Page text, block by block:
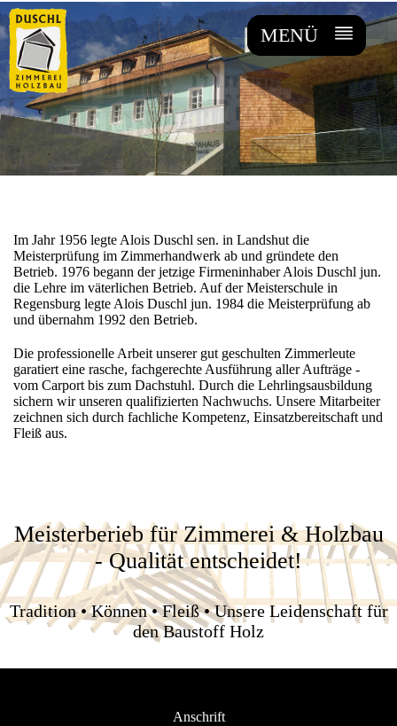
MENÜ
MENÜ
Im Jahr 1956 legte Alois Duschl sen. in Landshut die
Meisterprüfung im Zimmerhandwerk ab und gründete den
Betrieb. 1976 begann der jetzige Firmeninhaber Alois Duschl jun.
die Lehre im väterlichen Betrieb. Auf der Meisterschule in
Regensburg legte Alois Duschl jun. 1984 die Meisterprüfung ab
und übernahm 1992 den Betrieb.
Die professionelle Arbeit unserer gut geschulten Zimmerleute
garatiert eine rasche, fachgerechte Ausführung aller Aufträge -
vom Carport bis zum Dachstuhl. Durch die Lehrlingsausbildung
sichern wir unseren qualifizierten Nachwuchs. Unsere Mitarbeiter
zeichnen sich durch fachliche Kompetenz, Einsatzbereitschaft und
Fleiß aus.
Meisterberieb für Zimmerei & Holzbau
- Qualität entscheidet!
Tradition • Können • Fleiß • Unsere Leidenschaft für
den Baustoff Holz
Anschrift